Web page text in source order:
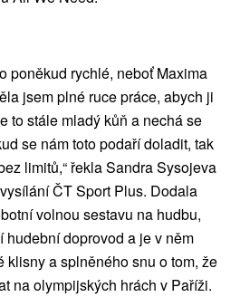
poněkud rychlé, neboť Maxima
jsem plné ruce práce, abych ji
to stále mladý kůň a nechá se
se nám toto podaří doladit, tak
limitů,“ řekla Sandra Sysojeva
ČT Sport Plus. Dodala
volnou sestavu na hudbu,
hudební doprovod a je v něm
klisny a splněného snu o tom, že
na olympijských hrách v Paříži.